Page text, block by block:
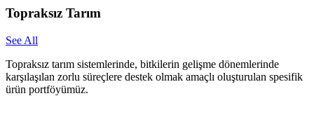
Topraksız Tarım
See All
Topraksız tarım sistemlerinde, bitkilerin gelişme dönemlerinde
karşılaşılan zorlu süreçlere destek olmak amaçlı oluşturulan spesifik
ürün portföyümüz.